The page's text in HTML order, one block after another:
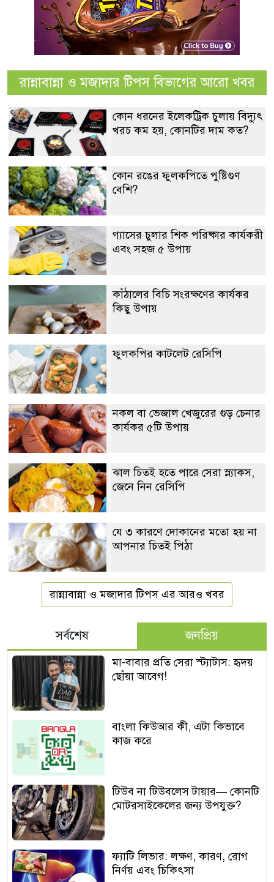
রান্নাবান্না ও মজাদার টিপস বিভাগের আরো খবর
কোন ধরনের ইলেকট্রিক চুলায় বিদ্যুৎ
খরচ কম হয়, কোনটির দাম কত?
কোন রঙের ফুলকপিতে পুষ্টিগুণ
বেশি?
গ্যাসের চুলার শিক পরিষ্কার কার্যকরী
এবং সহজ ৫ উপায়
কাঁঠালের বিচি সংরক্ষণের কার্যকর
কিছু উপায়
ফুলকপির কাটলেট রেসিপি
নকল বা ভেজাল খেজুরের গুড় চেনার
কার্যকর ৫টি উপায়
ঝাল চিতই হতে পারে সেরা স্ন্যাকস,
জেনে নিন রেসিপি
যে ৩ কারণে দোকানের মতো হয় না
আপনার চিতই পিঠা
রান্নাবান্না ও মজাদার টিপস এর আরও খবর
সর্বশেষ জনপ্রিয়
মা-বাবার প্রতি সেরা স্ট্যাটাস: হৃদয়
ছোঁয়া আবেগ!
বাংলা কিউআর কী, এটা কিভাবে
কাজ করে
টিউব না টিউবলেস টায়ার— কোনটি
মোটরসাইকেলের জন্য উপযুক্ত?
ফ্যাটি লিভার: লক্ষণ, কারণ, রোগ
নির্ণয় এবং চিকিৎসা